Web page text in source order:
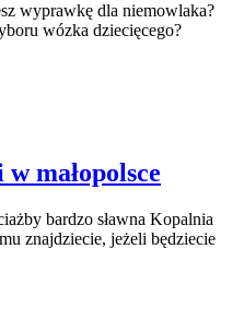
wyprawkę dla niemowlaka?
wózka dziecięcego?
małopolsce
bardzo sławna Kopalnia
znajdziecie, jeżeli będziecie